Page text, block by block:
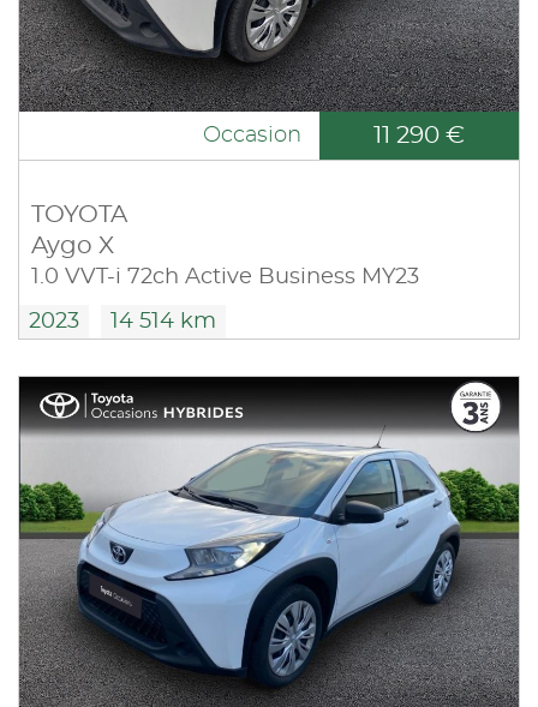
Occasion 11 290 €
TOYOTA
Aygo X
1.0 VVT-i 72ch Active Business MY23
2023 14 514 km